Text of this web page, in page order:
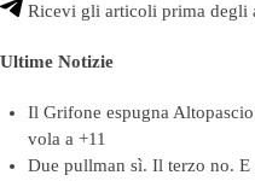
Ricevi gli articoli prima degli
Ultime Notizie
Il Grifone espugna
vola a +11
Due pullman sì. Il terzo no. E